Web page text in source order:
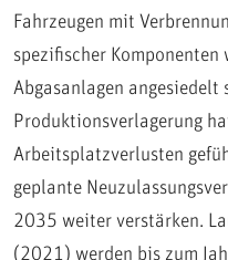
Fahrzeugen mit
spezifischer
Abgasanlagen angesiedelt
Produktionsverlagerung
Arbeitsplatzverlusten
geplante
2035 weiter verstärken.
(2021) werden bis zum